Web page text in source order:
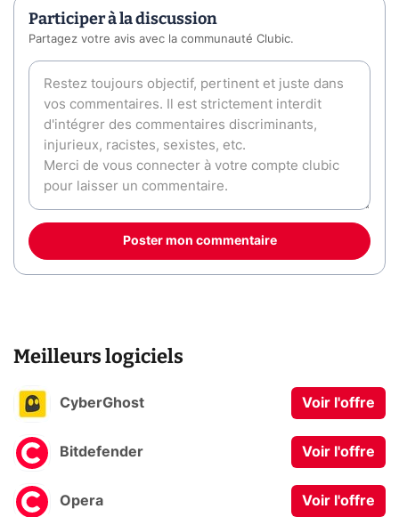
Participer à la discussion
Partagez votre avis avec la communauté Clubic.
Poster mon commentaire
Meilleurs logiciels
CyberGhost Voir l'offre
Bitdefender Voir l'offre
Opera Voir l'offre